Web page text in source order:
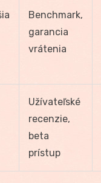
Benchmark,
garancia
vrátenia
Užívateľské
recenzie,
beta
prístup